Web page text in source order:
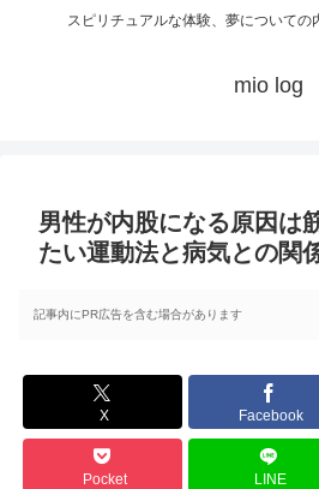
スピリチュアルな体験、夢についての
mio log
男性が内股になる原因は
たい運動法と病気との関
記事内にPR広告を含む場合があります
X Facebook
Pocket LINE